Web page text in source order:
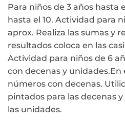
Para niños de 3 años hasta
hasta el 10. Actividad para
aprox. Realiza las sumas y
resultados coloca en las
Actividad para niños de 6
con decenas y
números con decenas.
pintados para las decenas
las unidades.